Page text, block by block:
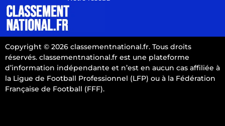
Copyright © 2026 classementnational.fr. Tous droits
réservés. classementnational.fr est une plateforme
d’information indépendante et n’est en aucun cas affiliée à
la Ligue de Football Professionnel (LFP) ou à la Fédération
Française de Football (FFF).